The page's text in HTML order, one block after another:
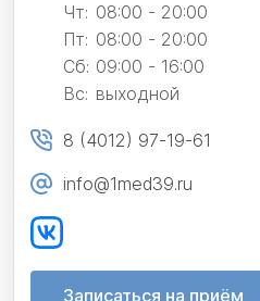
Чт: 08:00 - 20:00
Пт: 08:00 - 20:00
Сб: 09:00 - 16:00
Вс: выходной
8 (4012) 97-19-61
info@1med39.ru
Записаться на приём